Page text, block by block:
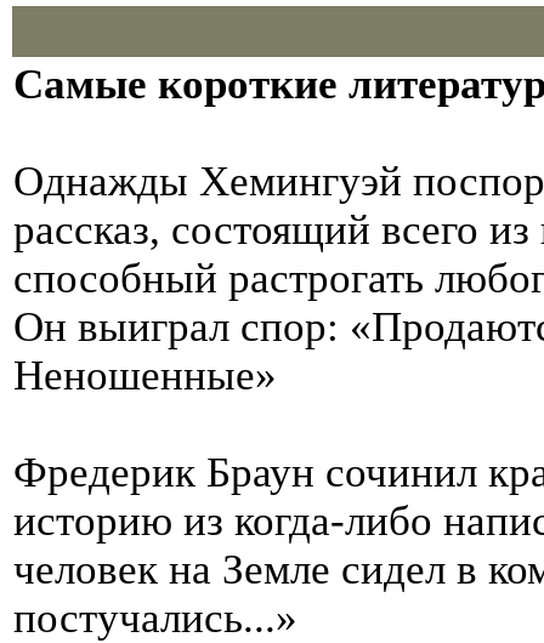
Самые короткие
Однажды Хемингуэй
рассказ, состоящий всего
способный растрогать
Он выиграл спор:
Неношенные»
Фредерик Браун сочинил
историю из когда-либо
человек на Земле сидел в
постучались...»